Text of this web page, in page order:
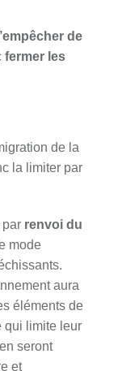
l’empêcher de
fermer les
de la
la limiter par
par renvoi du
mode
aura
éléments de
qui limite leur
seront
et